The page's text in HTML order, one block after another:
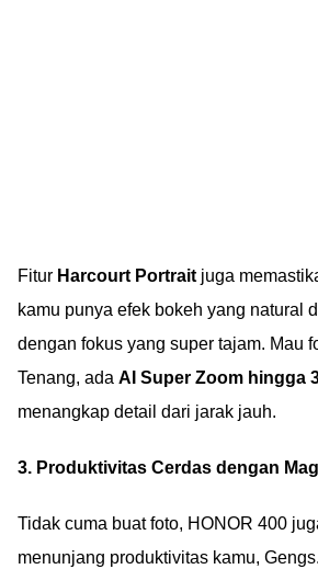
Fitur Harcourt Portrait juga
kamu punya efek bokeh yang natural
dengan fokus yang super tajam. Mau
Tenang, ada AI Super Zoom hingga
menangkap detail dari jarak jauh.
3. Produktivitas Cerdas dengan
Tidak cuma buat foto, HONOR 400
menunjang produktivitas kamu,